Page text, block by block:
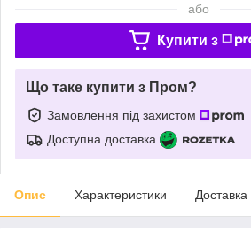
або
Купити з
Що таке купити з Пром?
Замовлення під захистом
Доступна доставка
Опис Характеристики Доставка